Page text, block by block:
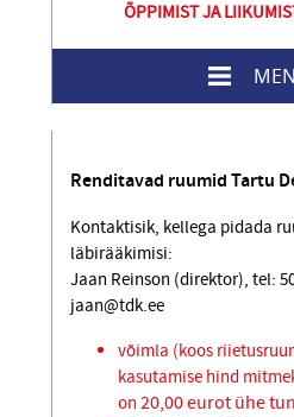
ÕPPIMIST JA
Renditavad ruumid Tartu
Kontaktisik, kellega pidada
läbirääkimisi:
Jaan Reinson (direktor), tel:
jaan@tdk.ee
võimla (koos
kasutamise hind
on 20,00 eurot ühe